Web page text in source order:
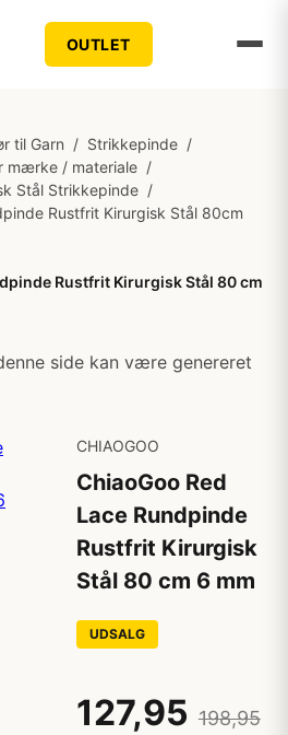
OUTLET
til Garn / Strikkepinde /
mærke / materiale /
Stål Strikkepinde /
Rustfrit Kirurgisk Stål 80cm
Rustfrit Kirurgisk Stål 80 cm
side kan være genereret
CHIAOGOO
ChiaoGoo Red
Lace Rundpinde
Rustfrit Kirurgisk
Stål 80 cm 6 mm
UDSALG
127,95 198,95